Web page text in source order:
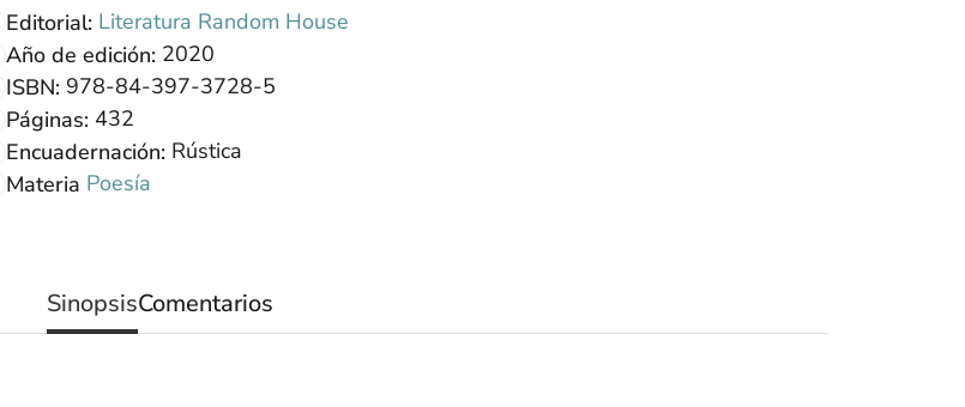
Editorial: Literatura Random House
Año de edición: 2020
ISBN: 978-84-397-3728-5
Páginas: 432
Encuadernación: Rústica
Materia Poesía
SinopsisComentarios